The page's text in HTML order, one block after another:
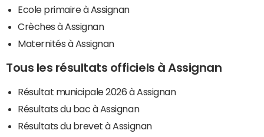
Ecole primaire à Assignan
Crèches à Assignan
Maternités à Assignan
Tous les résultats officiels à Assignan
Résultat municipale 2026 à Assignan
Résultats du bac à Assignan
Résultats du brevet à Assignan